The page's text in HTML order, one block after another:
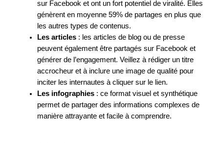
sur Facebook et ont un fort potentiel de viralité. Elles
génèrent en moyenne 59% de partages en plus que
les autres types de contenus.
Les articles : les articles de blog ou de presse
peuvent également être partagés sur Facebook et
générer de l’engagement. Veillez à rédiger un titre
accrocheur et à inclure une image de qualité pour
inciter les internautes à cliquer sur le lien.
Les infographies : ce format visuel et synthétique
permet de partager des informations complexes de
manière attrayante et facile à comprendre.